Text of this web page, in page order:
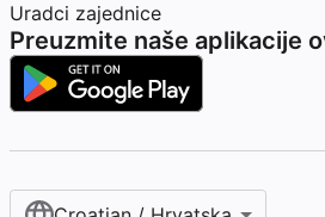
Uradci zajednice
Preuzmite naše aplikacije